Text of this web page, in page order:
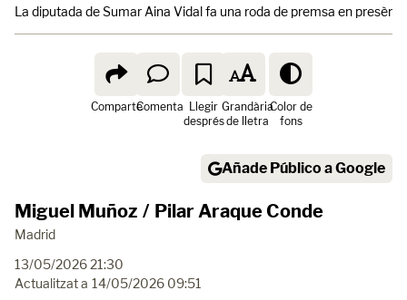
La diputada de Sumar Aina Vidal fa una roda de premsa en
ComparteComenta Llegir
després
Grandària
de lletra
Color de
fons
Añade Público a Google
Miguel Muñoz / Pilar Araque Conde
Madrid
13/05/2026 21:30
Actualitzat a 14/05/2026 09:51